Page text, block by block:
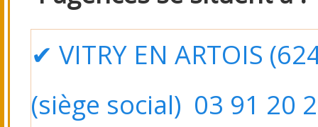
✔ VITRY EN ARTOIS
(siège social) 03 91 20